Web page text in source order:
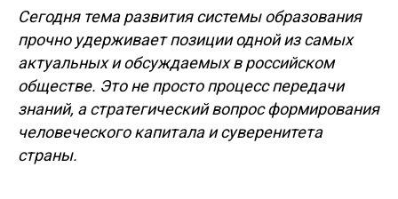
Сегодня тема развития системы образования
прочно удерживает позиции одной из самых
актуальных и обсуждаемых в российском
обществе. Это не просто процесс передачи
знаний, а стратегический вопрос формирования
человеческого капитала и суверенитета
страны.